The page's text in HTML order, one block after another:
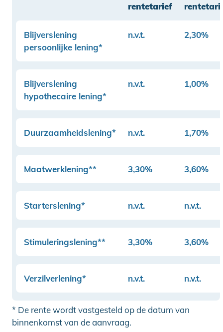
rentetarief
Blijverslening
persoonlijke lening*
n.v.t. 2,30%
Blijverslening
hypothecaire lening*
n.v.t. 1,00%
Duurzaamheidslening* n.v.t. 1,70%
Maatwerklening** 3,30% 3,60%
Starterslening* n.v.t. n.v.t.
Stimuleringslening** 3,30% 3,60%
Verzilverlening* n.v.t. n.v.t.
* De rente wordt vastgesteld op de datum van
binnenkomst van de aanvraag.